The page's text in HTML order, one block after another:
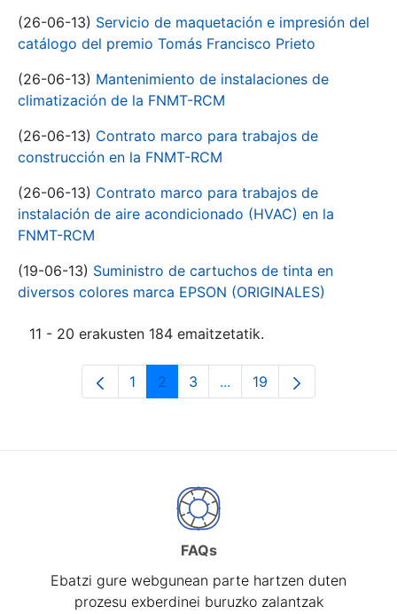
(26-06-13) Servicio de maquetación e impresión del
catálogo del premio Tomás Francisco Prieto
(26-06-13) Mantenimiento de instalaciones de
climatización de la FNMT-RCM
(26-06-13) Contrato marco para trabajos de
construcción en la FNMT-RCM
(26-06-13) Contrato marco para trabajos de
instalación de aire acondicionado (HVAC) en la
FNMT-RCM
(19-06-13) Suministro de cartuchos de tinta en
diversos colores marca EPSON (ORIGINALES)
11 - 20 erakusten 184 emaitzetatik.
Orrialdea
1 Orrialdea
2 Orrialdea
3 ...Intermediate Pages Use
Orrialdea
19
FAQs
Ebatzi gure webgunean parte hartzen duten
prozesu exberdinei buruzko zalantzak